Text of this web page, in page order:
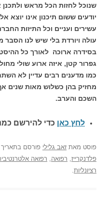
שנוכל לחזות הכל מראש
יודעים ששום תיכנון אינו יוצא
עשירים ועניים וכל התיזות
עולה ויורדת בלי שיש לנו
בסידרה ארוכה לאורך כל
גפרור קטן, איזה ארוע שולי
כמו מדענים רבים עדיין לא
מחזיק בהן כשלוש מאות שנים
השכם והערב.
לחץ כאן כדי להירשם כ
פוסט מאת זאב גלילי פורסם בתאריך
פלדנקרייז רפואה רפואה
רציונליות